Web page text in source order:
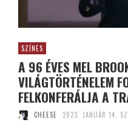
SZÍNES
A 96 ÉVES MEL
VILÁGTÖRTÉNELEM
FELKONFERÁLJA A
CHEESE 2023. JANUÁR 14.